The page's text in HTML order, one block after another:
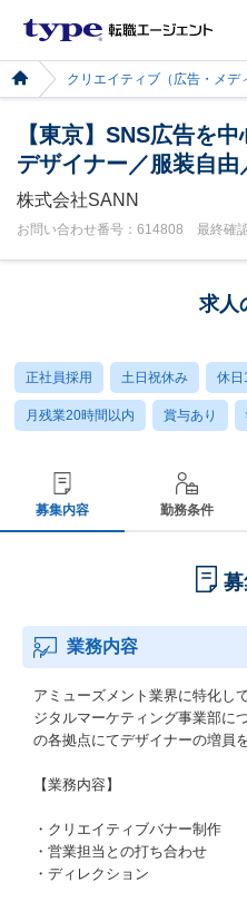
クリエイティブ（広告・メデ
【東京】SNS広告を
デザイナー／服装自由
株式会社SANN
お問い合わせ番号：614808 最終確
求人
正社員採用 土日祝休み 休日
月残業20時間以内 賞与あり
募集内容 勤務条件
業務内容
アミューズメント業界に特化し
ジタルマーケティング事業部に
の各拠点にてデザイナーの増員
【業務内容】
・クリエイティブバナー制作
・営業担当との打ち合わせ
・ディレクション